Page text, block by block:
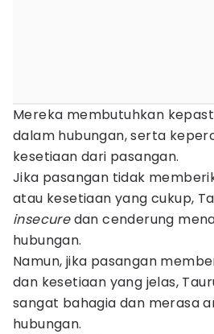
Mereka membutuhkan
dalam hubungan, serta
kesetiaan dari pasangan.
Jika pasangan tidak
atau kesetiaan yang cukup,
insecuredan cenderung
hubungan.
Namun, jika pasangan
dan kesetiaan yang jelas,
sangat bahagia dan merasa
hubungan.